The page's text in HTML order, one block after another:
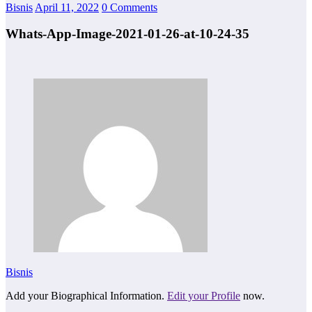
Bisnis April 11, 2022 0 Comments
Whats-App-Image-2021-01-26-at-10-24-35
Bisnis
Add your Biographical Information. Edit your Profile now.